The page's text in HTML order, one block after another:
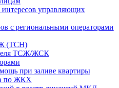
интересов управляющих
с региональными операторами
(ТСН)
ТСЖ/ЖСК
при заливе квартиры
по ЖКХ